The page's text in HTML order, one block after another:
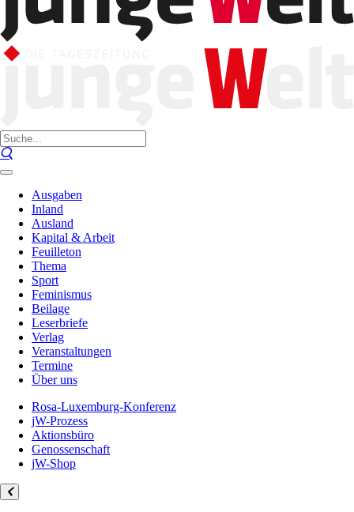
Ausgaben
Inland
Ausland
Kapital & Arbeit
Feuilleton
Thema
Sport
Feminismus
Beilage
Leserbriefe
Verlag
Veranstaltungen
Termine
Über uns
Rosa-Luxemburg-Konferenz
jW-Prozess
Aktionsbüro
Genossenschaft
jW-Shop